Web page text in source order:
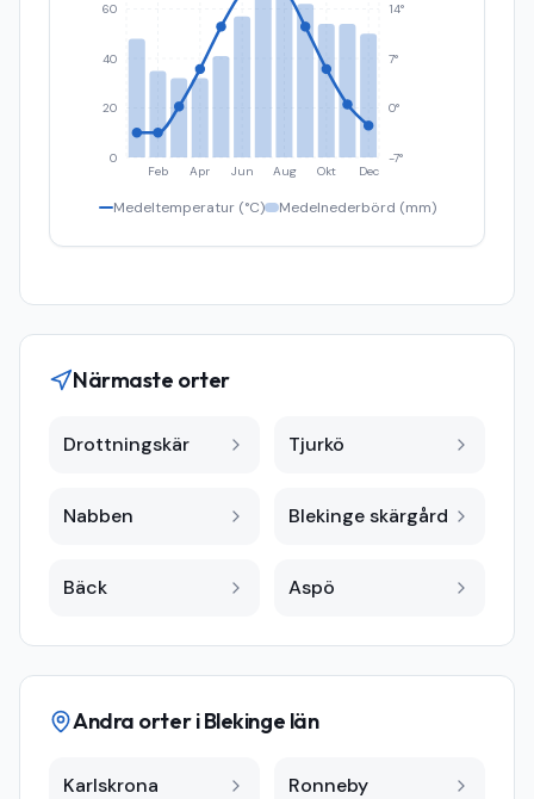
Feb Apr Jun Aug Okt Dec
0
20
40
60
-7°
0°
7°
14°
Medeltemperatur (°C) Medelnederbörd (mm)
Närmaste orter
Drottningskär Tjurkö
Nabben Blekinge skärgård
Bäck Aspö
Andra orter iBlekinge län
Karlskrona Ronneby